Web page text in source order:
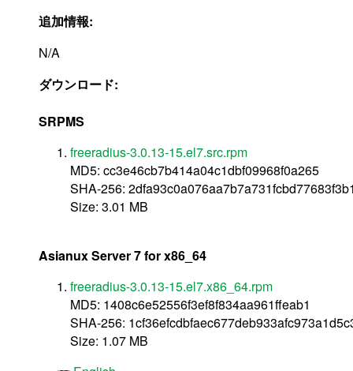
追加情報:
N/A
ダウンロード:
SRPMS
freeradius-3.0.13-15.el7.src.rpm
MD5: cc3e46cb7b414a04c1dbf09968f0a265
SHA-256:
Size: 3.01 MB
Asianux Server 7 for x86_64
freeradius-3.0.13-15.el7.x86_64.rpm
MD5: 1408c6e52556f3ef8f834aa961ffeab1
SHA-256:
Size: 1.07 MB